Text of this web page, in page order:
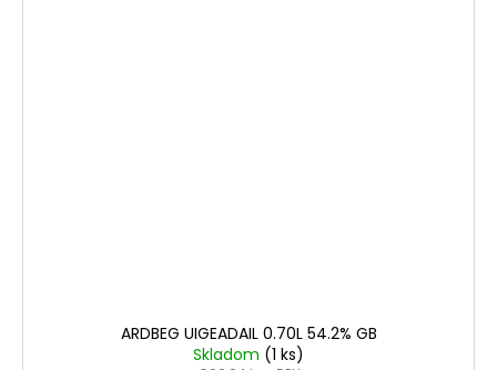
ARDBEG UIGEADAIL 0.70L 54.2% GB
Skladom (1 ks)